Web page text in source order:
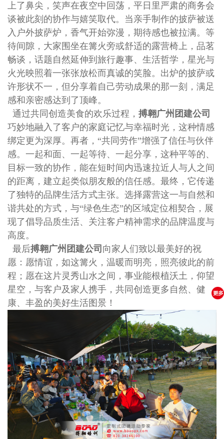
上了鼻尖，笑声在夜空中回荡，平日里严肃的商务会
谈被此刻的协作与嬉笑取代。当亲手制作的披萨被送
入户外披萨炉，香气开始弥漫，期待感也被拉满。等
待间隙，大家围坐在篝火旁或舒适的露营椅上，品茗
畅谈，话题自然延伸到旅行趣事、生活哲学，星光与
火光映照着一张张放松而真诚的笑脸。出炉的披萨或
许形状不一，但分享着自己劳动成果的那一刻，满足
感和亲密感达到了顶峰。
通过共同创造美食的欢乐过程， 搏翱广州团建公司
巧妙地融入了客户的家庭记忆与幸福时光，这种情感
绑定更为深厚。再者，“共同劳作”增强了信任与伙伴
感。一起和面、一起等待、一起分享，这种平等的、
目标一致的协作，能在短时间内迅速拉近人与人之间
的距离，建立起类似朋友般的信任感。最终，它传递
了独特的品牌生活方式主张。选择露营这一与自然和
谐共处的方式，与“绿色生态”的区域定位相契合，展
现了倡导品质生活、关注客户精神需求的品牌温度与
高度。
最后搏翱广州团建公司 向家人们致以最美好的祝
愿：愿情谊，如这篝火，温暖而明亮，照亮彼此的前
程；愿在这片灵秀山水之间，事业能根植沃土，仰望
星空，与客户及家人携手，共同创造更多自然、健
康、丰盈的美好生活图景！